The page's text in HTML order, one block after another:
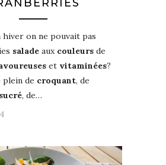
hiver on ne pouvait pas
salade aux couleurs de
et vitaminées?
de croquant, de
sucré, de…